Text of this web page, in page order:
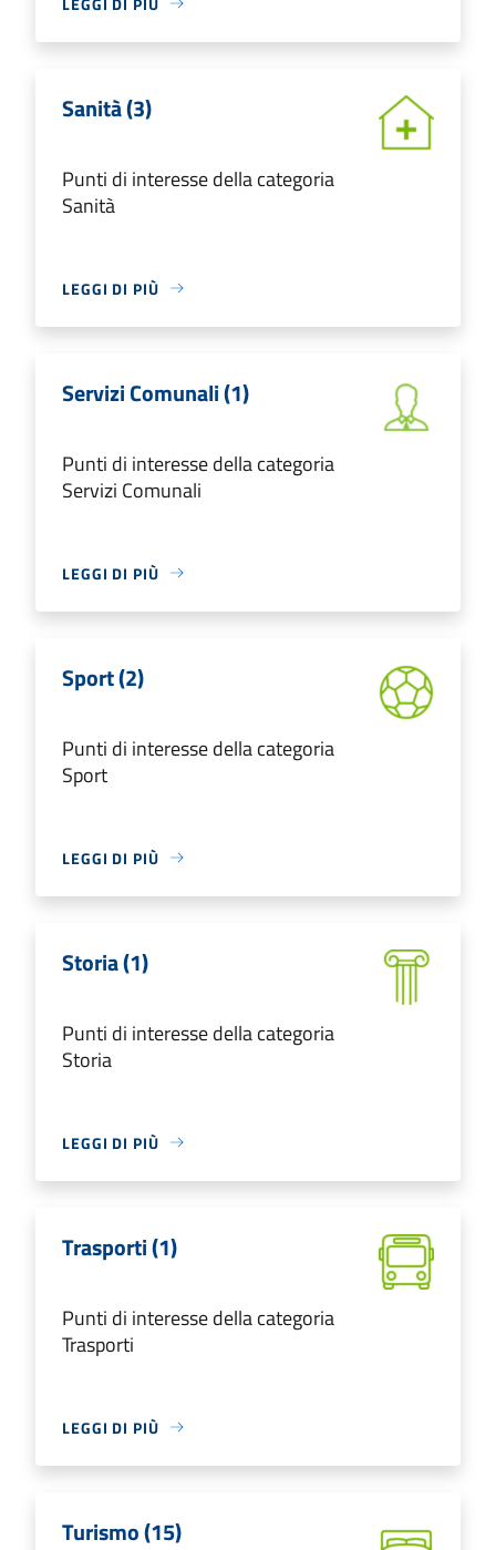
Sanità (3)
Punti di interesse della categoria
Sanità
LEGGI DI PIÙ
Servizi Comunali (1)
Punti di interesse della categoria
Servizi Comunali
LEGGI DI PIÙ
Sport (2)
Punti di interesse della categoria
Sport
LEGGI DI PIÙ
Storia (1)
Punti di interesse della categoria
Storia
LEGGI DI PIÙ
Trasporti (1)
Punti di interesse della categoria
Trasporti
LEGGI DI PIÙ
Turismo (15)